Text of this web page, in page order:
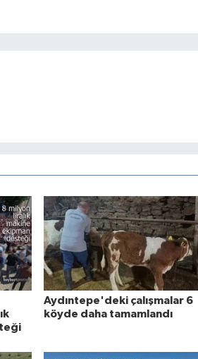
Aydıntepe'deki çalışmalar 6
köyde daha tamamlandı